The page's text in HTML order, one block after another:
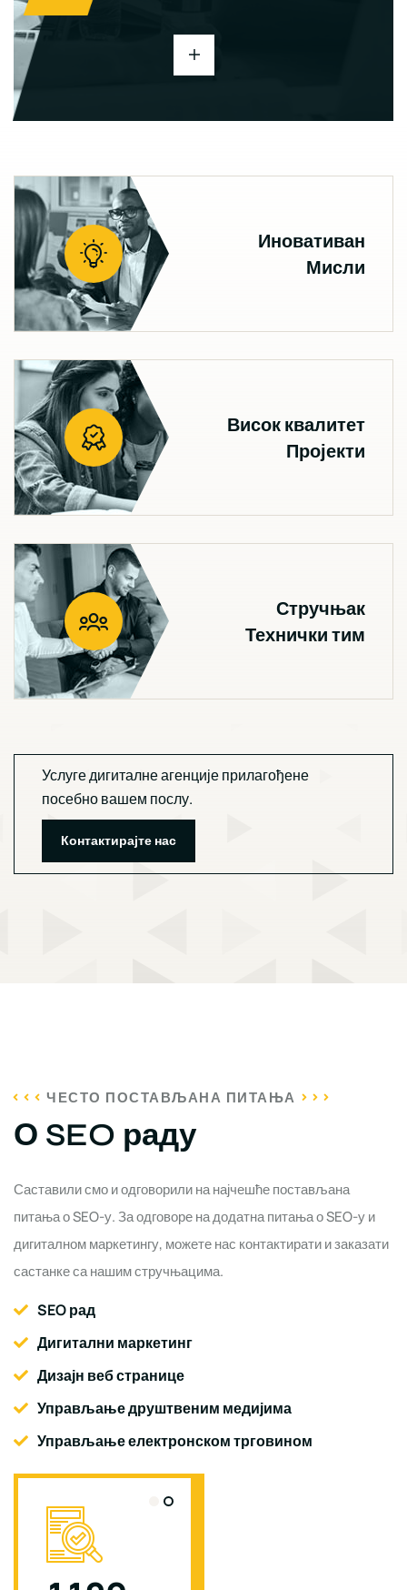
Иновативан
Мисли
Висок квалитет
Пројекти
Стручњак
Технички тим
Услуге дигиталне агенције прилагођене
посебно вашем послу.
Контактирајте нас
ЧЕСТО ПОСТАВЉАНА ПИТАЊА
О SEO раду
Саставили смо и одговорили на најчешће постављана
питања о SEO-у. За одговоре на додатна питања о SEO-у и
дигиталном маркетингу, можете нас контактирати и заказати
састанке са нашим стручњацима.
SEO рад
Дигитални маркетинг
Дизајн веб странице
Управљање друштвеним медијима
Управљање електронском трговином